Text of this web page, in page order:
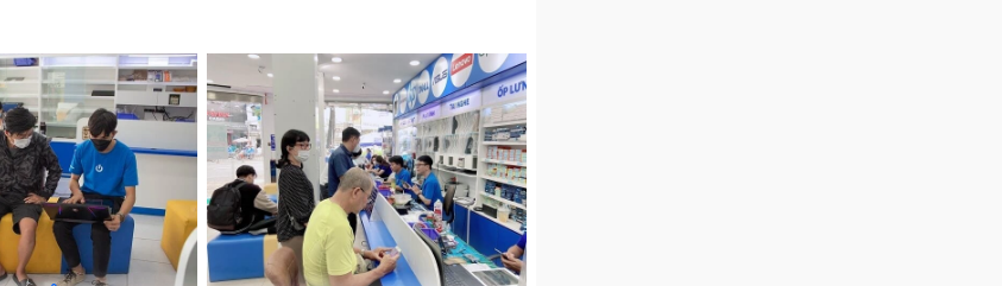
tay Asus Zephyrus M GU502 chính là bàn phím của
bổ hợp lý với thiết kế bằng phẳng để đảm bảo thiết kế
Asus Zephyrus M GU502 xuất hiện lỗi bàn phím hư
bạn nhận thấy bàn phím laptop Asus Zephyrus M
đã đến lúc thay bàn phím mới cho laptop Asus Zephyrus